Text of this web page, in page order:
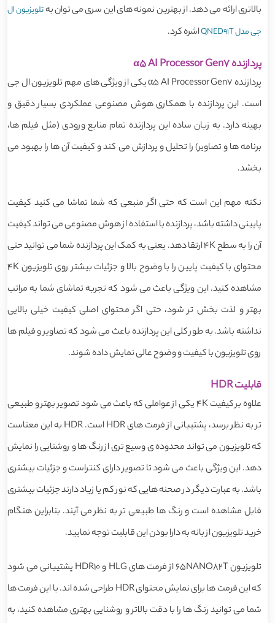
بالاتری ارائه می دهد. از بهترین نمونه های این سری می توان بهتلویزیون ال
جی مدل QNED91T
اشره کرد.
پردازنده α5 AI Processor Gen7
پردازنده α5 AI Processor Gen7 یکی از ویژگی های مهم تلویزیون ال جی
است. این پردازنده با همکاری هوش مصنوعی عملکردی بسیار دقیق و
بهینه دارد. به زبان ساده این پردازنده تمام منابع ورودی (مثل فیلم ها،
برنامه ها و تصاویر) را تحلیل و پردازش می کند و کیفیت آن ها را بهبود می
بخشد.
نکته مهم این است که حتی اگر منبعی که شما تماشا می کنید کیفیت
پایینی داشته باشد، پردازنده با استفاده از هوش مصنوعی می تواند کیفیت
آن را به سطح 4K ارتقا دهد. یعنی به کمک این پردازنده شما می توانید حتی
محتوای با کیفیت پایین را با وضوح بالا و جزئیات بیشتر روی تلویزیون 4K
مشاهده کنید. این ویژگی باعث می شود که تجربه تماشای شما به مراتب
بهتر و لذت بخش تر شود، حتی اگر محتوای اصلی کیفیت خیلی بالایی
نداشته باشد. به طور کلی این پردازنده باعث می شود که تصاویر و فیلم ها
روی تلویزیون با کیفیت و وضوح عالی نمایش داده شوند.
قابلیت HDR
علاوه بر کیفیت 4K یکی از عواملی که باعث می شود تصویر بهتر و طبیعی
تر به نظر برسد، پشتیبانی از فرمت های HDR است. HDR به این معناست
که تلویزیون می تواند محدوده ی وسیع تری از رنگ ها و روشنایی را نمایش
دهد. این ویژگی باعث می شود تا تصویر دارای کنتراست و جزئیات بیشتری
باشد. به عبارت دیگر در صحنه هایی که نور کم یا زیاد دارند جزئیات بیشتری
قابل مشاهده است و رنگ ها طبیعی تر به نظر می آیند. بنابراین هنگام
خرید تلویزیون از بانه به دارا بودن این قابلیت توجه نمایید.
تلویزیون 65NANO82T از فرمت های HLG و HDR10 پشتیبانی می شود
که این فرمت ها برای نمایش محتوای HDR طراحی شده اند. با این فرمت ها
شما می توانید رنگ ها را با دقت بالاتر و روشنایی بهتری مشاهده کنید، به